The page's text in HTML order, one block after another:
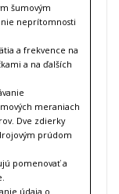
šumovým
neprítomnosti
a frekvence na
a na ďalších
meraniach
Dve zdierky
prúdom
pomenovať a
údaja o